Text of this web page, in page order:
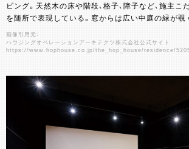
ビング。天然木の床や階段、格子、障子など、施主こ
を随所で表現している。窓からは広い中庭の緑が覗
画像引用元：
ハウジングオペレーションアーキテクツ株式会社公式サイト
https://www.hophouse.co.jp/the_hop_house/residence/